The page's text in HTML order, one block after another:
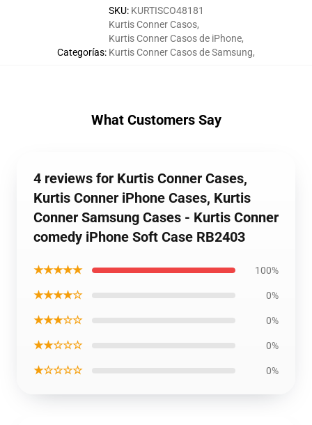
SKU: KURTISCO48181
Categorías:
Kurtis Conner Casos,
Kurtis Conner Casos de iPhone,
Kurtis Conner Casos de Samsung,
What Customers Say
4 reviews for Kurtis Conner Cases,
Kurtis Conner iPhone Cases, Kurtis
Conner Samsung Cases - Kurtis Conner
comedy iPhone Soft Case RB2403
★★★★★ 100%
★★★★☆ 0%
★★★☆☆ 0%
★★☆☆☆ 0%
★☆☆☆☆ 0%